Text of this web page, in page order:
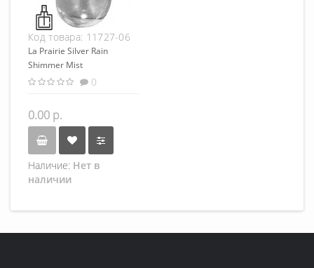
Код товара: 11727-06
La Prairie Silver Rain
Shimmer Mist
0
0.00 р.
Наличие: Нет в
наличии